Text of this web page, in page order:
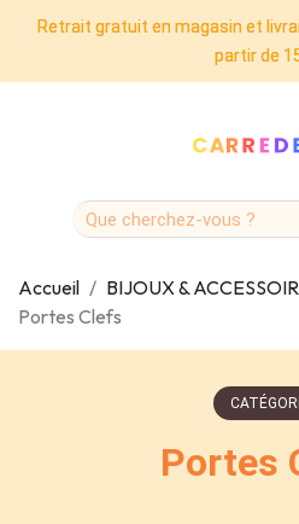
Retrait gratuit en magasin et
partir de
Accueil BIJOUX &
Portes Clefs
Portes